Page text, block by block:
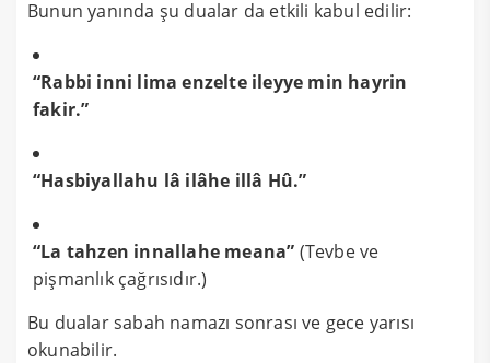
Bunun yanında şu dualar da etkili kabul edilir:
“Rabbi inni lima enzelte ileyye min hayrin
fakir.”
“Hasbiyallahu lâ ilâhe illâ Hû.”
“La tahzen innallahe meana” (Tevbe ve
pişmanlık çağrısıdır.)
Bu dualar sabah namazı sonrası ve gece yarısı
okunabilir.